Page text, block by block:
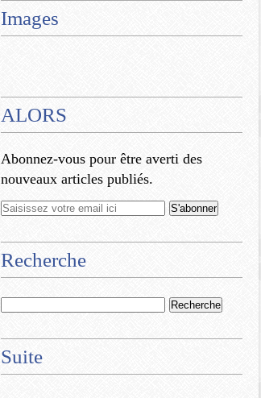
Images
ALORS
Abonnez-vous pour être averti des
nouveaux articles publiés.
Recherche
Suite